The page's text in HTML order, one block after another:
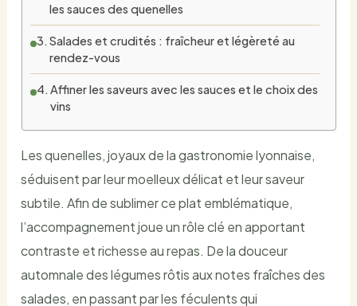
les sauces des quenelles
Salades et crudités : fraîcheur et légèreté au
rendez-vous
Affiner les saveurs avec les sauces et le choix des
vins
Les quenelles, joyaux de la gastronomie lyonnaise,
séduisent par leur moelleux délicat et leur saveur
subtile. Afin de sublimer ce plat emblématique,
l’accompagnement joue un rôle clé en apportant
contraste et richesse au repas. De la douceur
automnale des légumes rôtis aux notes fraîches des
salades, en passant par les féculents qui